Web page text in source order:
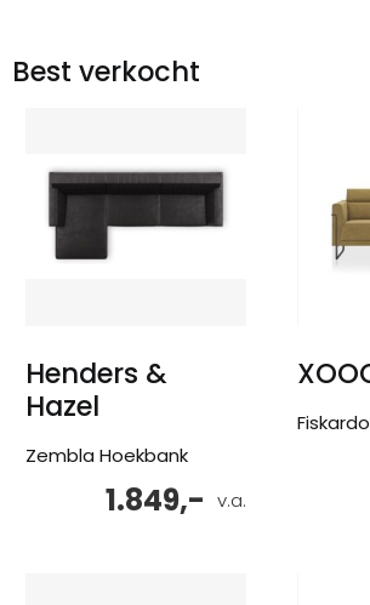
Best verkocht
Henders &
Hazel
Zembla Hoekbank
v.a.
1.849,-